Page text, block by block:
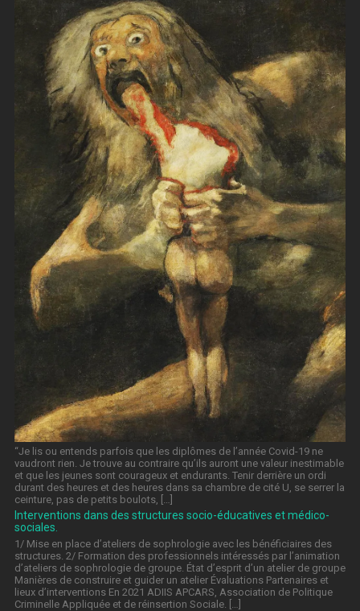
“Je lis ou entends parfois que les diplômes de l’année Covid-19 ne
vaudront rien. Je trouve au contraire qu’ils auront une valeur inestimable
et que les jeunes sont courageux et endurants. Tenir derrière un ordi
durant des heures et des heures dans sa chambre de cité U, se serrer la
ceinture, pas de petits boulots, […]
Interventions dans des structures socio-éducatives et médico-
sociales.
1/ Mise en place d’ateliers de sophrologie avec les bénéficiaires des
structures. 2/ Formation des professionnels intéressés par l’animation
d’ateliers de sophrologie de groupe. État d’esprit d’un atelier de groupe
Manières de construire et guider un atelier Évaluations Partenaires et
lieux d’interventions En 2021 ADIIS APCARS, Association de Politique
Criminelle Appliquée et de réinsertion Sociale. […]